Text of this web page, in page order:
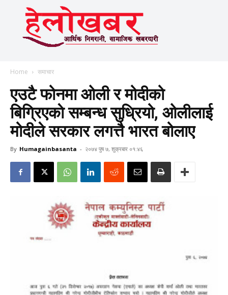
Home समाचार
एउटै फोनमा ओली र मोदीको
बिग्रिएकाे सम्बन्ध सुध्रियो, ओलीलाई
मोदीले सरकार लगत्तै भारत बोलाए
By Humagainbasanta - २०७४ पुष ७, शुक्रबार ०१:४६